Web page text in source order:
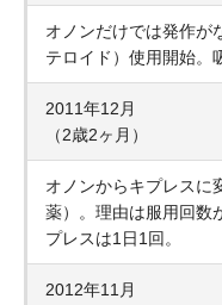
オノンだけでは発作が
テロイド）使用開始。
2011年12月
（2歳2ヶ月）
オノンからキプレスに
薬）。理由は服用回数
プレスは1日1回。
2012年11月